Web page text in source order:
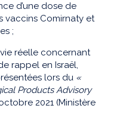
d’une dose de
vaccins Comirnaty et
;
réelle concernant
rappel en Israël,
lors du «
Products Advisory
2021 (Ministère